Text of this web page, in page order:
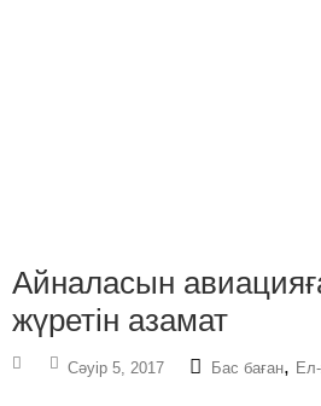
Айналасын
жүретін азамат
Сәуір 5, 2017 Бас баған,